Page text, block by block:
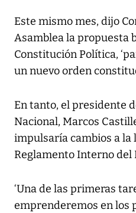
Este mismo mes, dijo
Asamblea la propuesta
Constitución Política,
un nuevo orden
En tanto, el presidente
Nacional, Marcos
impulsaría cambios a la
Reglamento Interno del
‘Una de las primeras
emprenderemos en los